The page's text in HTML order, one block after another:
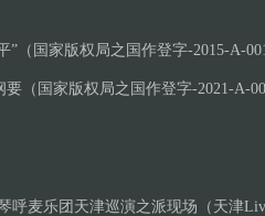
”（国家版权局之国作登字-2015-A-
（国家版权局之国作登字-2021-A-
呼麦乐团天津巡演之派现场（天津